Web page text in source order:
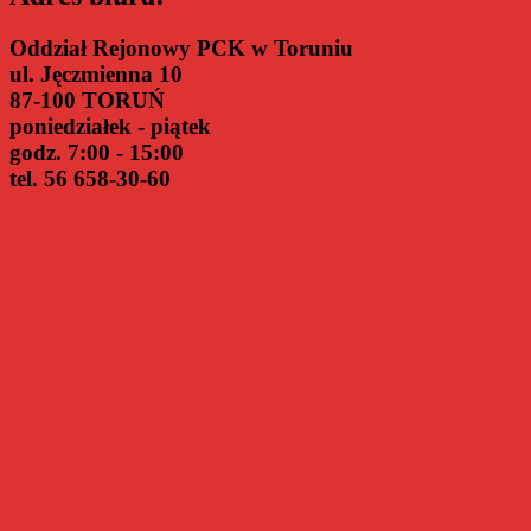
Oddział Rejonowy PCK w Toruniu
ul. Jęczmienna 10
87-100 TORUŃ
poniedziałek - piątek
godz. 7:00 - 15:00
tel. 56 658-30-60